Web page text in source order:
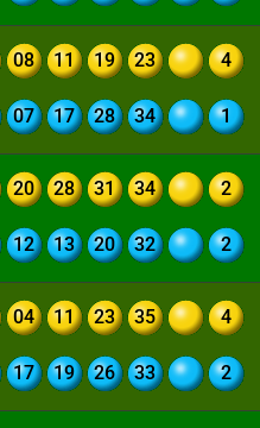
08 11 19 23 4
07 17 28 34 1
20 28 31 34 2
12 13 20 32 2
04 11 23 35 4
17 19 26 33 2